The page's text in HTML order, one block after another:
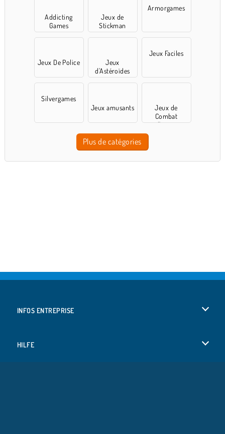
Addicting
Games
Jeux de
Stickman
Armorgames
Jeux De Police
Jeux
d'Astéroïdes
Jeux Faciles
Silvergames
Jeux amusants
Jeux de
Combat
d'arène
Plus de catégories
INFOS ENTREPRISE
HILFE